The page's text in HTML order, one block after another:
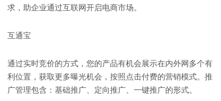
求，助企业通过互联网开启电商市场。
互通宝
通过实时竞价的方式，您的产品有机会展示在内外网多个有
利位置，获取更多曝光机会，按照点击付费的营销模式。推
广管理包含：基础推广、定向推广、一键推广的形式。